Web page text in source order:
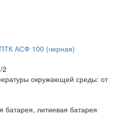
АСФ 100 (черная)
2
окружающей среды: от
батарея, литиевая батарея